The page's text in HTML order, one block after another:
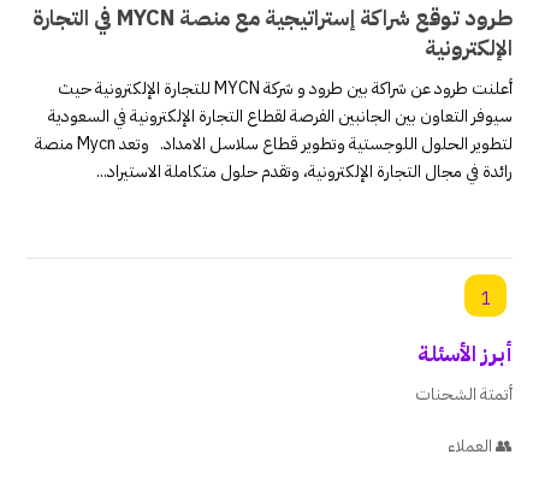
طرود توقع شراكة إستراتيجية مع منصة MYCN في التجارة
الإلكترونية
أعلنت طرود عن شراكة بين طرود و شركة MYCN للتجارة الإلكترونية حيث
سيوفر التعاون بين الجانبين الفرصة لقطاع التجارة الإلكترونية في السعودية
لتطوير الحلول اللوجستية وتطوير قطاع سلاسل الامداد. وتعد Mycn منصة
رائدة في مجال التجارة الإلكترونية، وتقدم حلول متكاملة الاستيراد...
1
أبرز الأسئلة
أتمتة الشحنات
👥 العملاء